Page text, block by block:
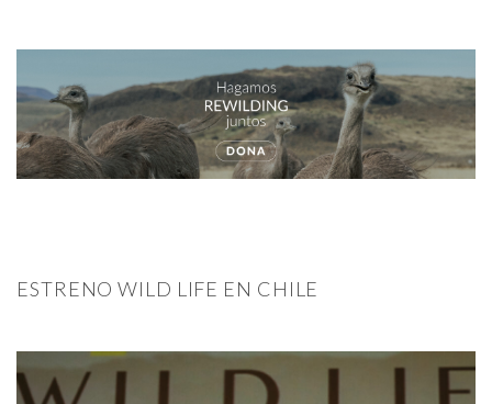
ESTRENO WILD LIFE EN CHILE